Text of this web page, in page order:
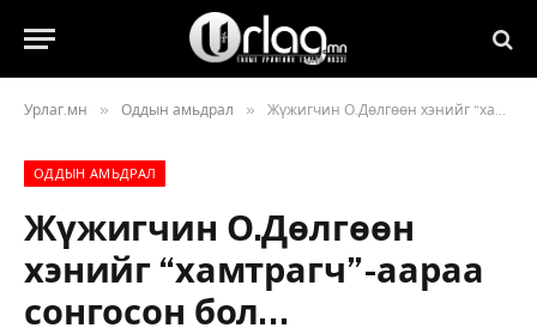
Урлаг.мн » Оддын амьдрал » Жүжигчин О.Дөлгөөн хэнийг “хамтрагч”-аараа сонгосон бол…
ОДДЫН АМЬДРАЛ
Жүжигчин О.Дөлгөөн
хэнийг “хамтрагч”-аараа
сонгосон бол…